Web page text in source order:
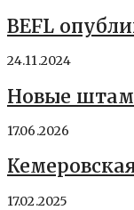
BEFL
24.11.2024
Новые
17.06.2026
17.02.2025